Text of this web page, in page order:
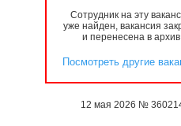
Сотрудник на эту
уже найден, вакансия
и перенесена в
Посмотреть другие
12 мая 2026 №